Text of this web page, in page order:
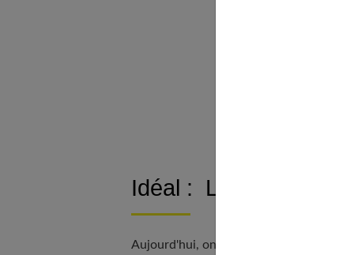
Idéal : Les lentilles
Aujourd'hui, on n'hésite pas à équiper